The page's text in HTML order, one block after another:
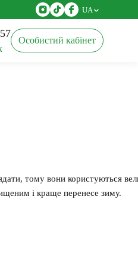
UA
Особистий кабінет
, тому вони користуються
і краще перенесе зиму.